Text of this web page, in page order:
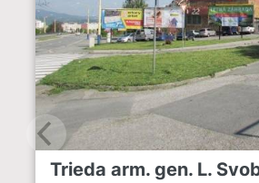
Trieda arm. gen. L.